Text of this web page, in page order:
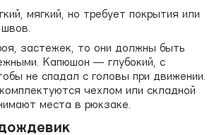
мягкий, но требует покрытия или
застежек, то они должны быть
Капюшон — глубокий, с
не спадал с головы при движении.
чехлом или складной
места в рюкзаке.